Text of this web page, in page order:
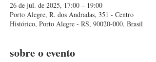
26 de jul. de 2025, 17:00 – 19:00
Porto Alegre, R. dos Andradas, 351 - Centro
Histórico, Porto Alegre - RS, 90020-000, Brasil
sobre o evento